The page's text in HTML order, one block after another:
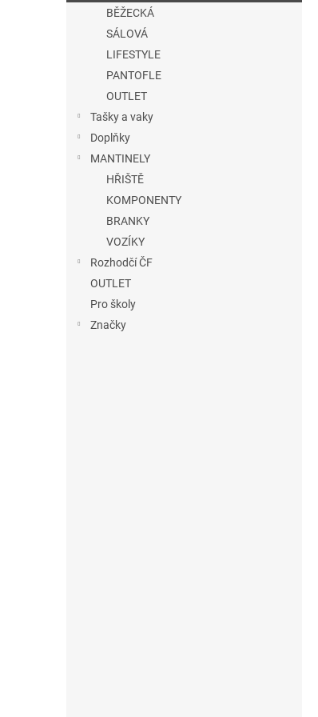
BĚŽECKÁ
SÁLOVÁ
LIFESTYLE
PANTOFLE
OUTLET
Tašky a vaky
Doplňky
MANTINELY
HŘIŠTĚ
KOMPONENTY
BRANKY
VOZÍKY
Rozhodčí ČF
OUTLET
Pro školy
Značky